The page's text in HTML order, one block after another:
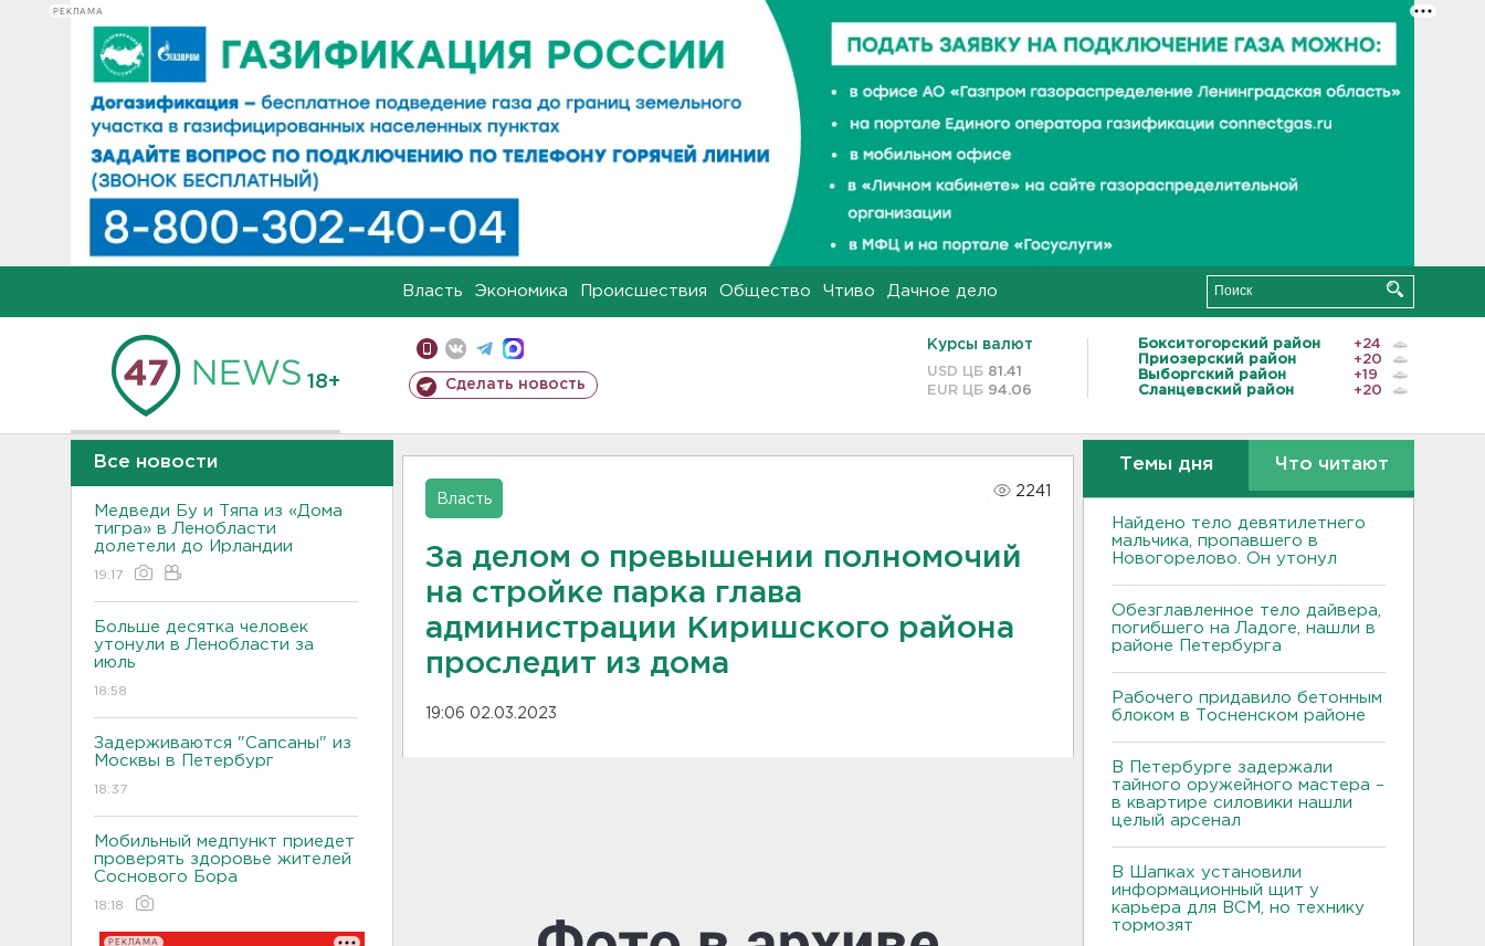
РЕКЛАМА
Власть Экономика Происшествия Общество Чтиво Дачное дело
18+ Сделать новость
Курсы валют
USD ЦБ 81.41
EUR ЦБ 94.06
Бокситогорский район
+24
Приозерский район
+20
Выборгский район
+19
Сланцевский район
+20
Все новости
Медведи Бу и Тяпа из «Дома
тигра» в Ленобласти
долетели до Ирландии
19:17
Больше десятка человек
утонули в Ленобласти за
июль
18:58
Задерживаются "Сапсаны" из
Москвы в Петербург
18:37
Мобильный медпункт приедет
проверять здоровье жителей
Соснового Бора
18:18
РЕКЛАМА
Власть
2241
За делом о превышении полномочий
на стройке парка глава
администрации Киришского района
проследит из дома
19:06 02.03.2023
Темы дня Что читают
Найдено тело девятилетнего
мальчика, пропавшего в
Новогорелово. Он утонул
Обезглавленное тело дайвера,
погибшего на Ладоге, нашли в
районе Петербурга
Рабочего придавило бетонным
блоком в Тосненском районе
В Петербурге задержали
тайного оружейного мастера –
в квартире силовики нашли
целый арсенал
В Шапках установили
информационный щит у
карьера для ВСМ, но технику
тормозят